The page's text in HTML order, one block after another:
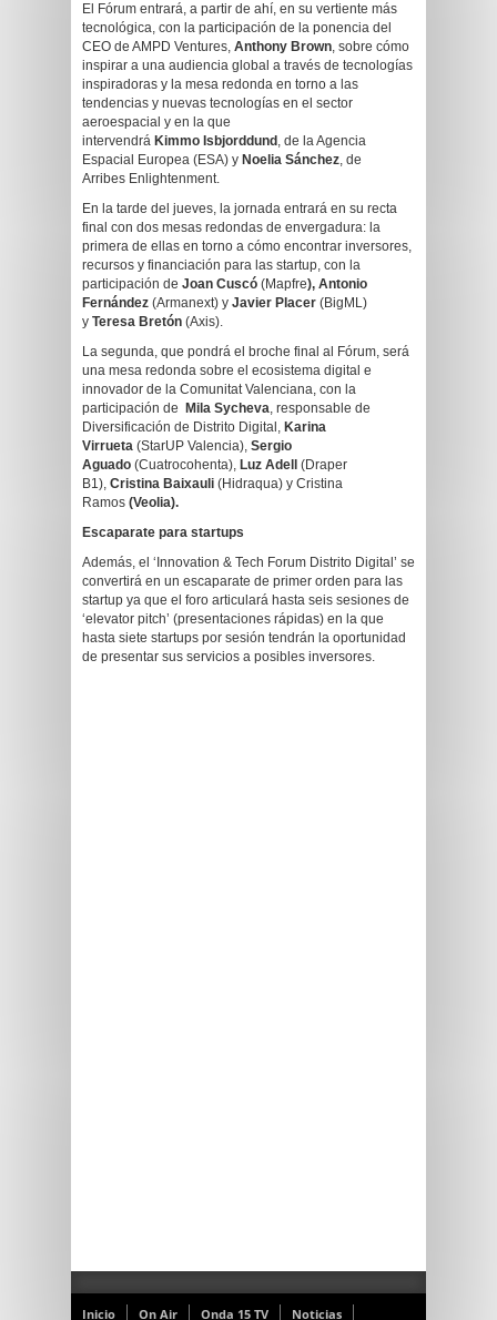
El Fórum entrará, a partir de ahí, en su vertiente más
tecnológica, con la participación de la ponencia del
CEO de AMPD Ventures, Anthony Brown, sobre cómo
inspirar a una audiencia global a través de tecnologías
inspiradoras y la mesa redonda en torno a las
tendencias y nuevas tecnologías en el sector
aeroespacial y en la que
intervendrá Kimmo Isbjorddund , de la Agencia
Espacial Europea (ESA) y Noelia Sánchez, de
Arribes Enlightenment.
En la tarde del jueves, la jornada entrará en su recta
final con dos mesas redondas de envergadura: la
primera de ellas en torno a cómo encontrar inversores,
recursos y financiación para las startup, con la
participación de Joan Cuscó (Mapfre), Antonio
Fernández (Armanext) y Javier Placer (BigML)
y Teresa Bretón (Axis).
La segunda, que pondrá el broche final al Fórum, será
una mesa redonda sobre el ecosistema digital e
innovador de la Comunitat Valenciana, con la
participación de
Mila Sycheva, responsable de
Diversificación de Distrito Digital, Karina
Virrueta (StarUP Valencia), Sergio
Aguado (Cuatrocohenta), Luz Adell
(Draper
B1), Cristina Baixauli (Hidraqua) y Cristina
Ramos (Veolia).
Escaparate para startups
Además, el ‘Innovation & Tech Forum Distrito Digital’ se
convertirá en un escaparate de primer orden para las
startup ya que el foro articulará hasta seis sesiones de
‘elevator pitch’ (presentaciones rápidas) en la que
hasta siete startups por sesión tendrán la oportunidad
de presentar sus servicios a posibles inversores.
Inicio On Air Onda 15 TV Noticias